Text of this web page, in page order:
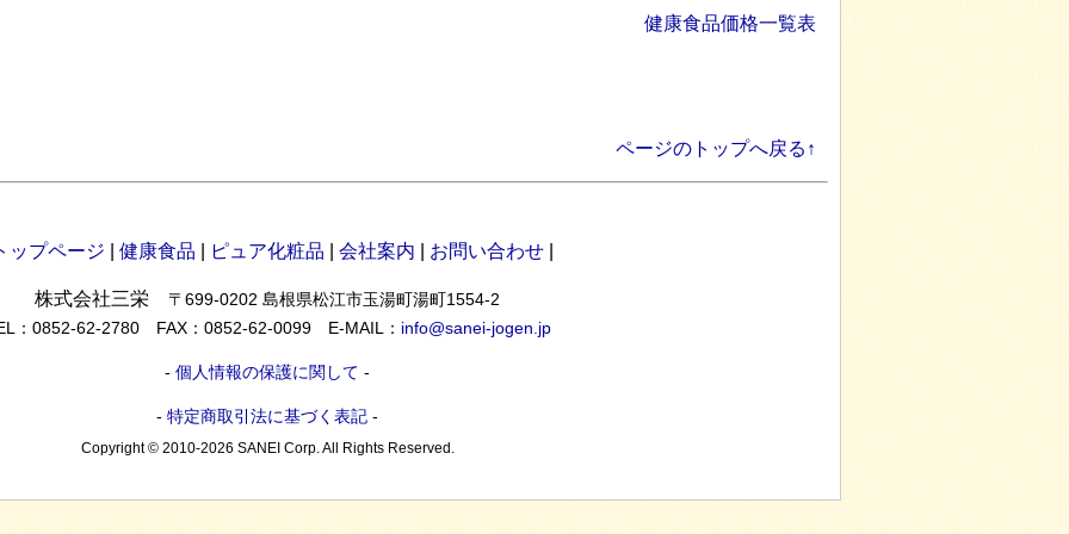
健康食品価格一覧表
ページのトップへ戻る↑
ップページ 健康食品 ピュア化粧品 会社案内 お問い合わせ
株式会社三栄
〒699-0202 島根県松江市玉湯町湯町1554-2
：0852-62-2780 FAX：0852-62-0099 E-MAIL： info@sanei-jogen.jp
- 個人情報の保護に関して -
- 特定商取引法に基づく表記 -
Copyright © 2010-2026 SANEI Corp. All Rights Reserved.